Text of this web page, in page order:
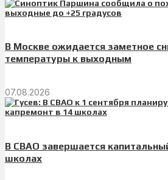
В Москве ожидается заметное
температуры к выходным
07.08.2026
В СВАО завершается
школах